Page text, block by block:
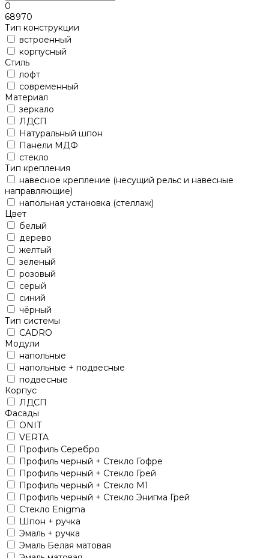
0
68970
Тип конструкции
встроенный
корпусный
Стиль
лофт
современный
Материал
зеркало
ЛДСП
Натуральный шпон
Панели МДФ
стекло
Тип крепления
навесное крепление (несущий рельс и навесные
направляющие)
напольная установка (стеллаж)
Цвет
белый
дерево
желтый
зеленый
розовый
серый
синий
чёрный
Тип системы
CADRO
Модули
напольные
напольные + подвесные
подвесные
Корпус
ЛДСП
Фасады
ONIT
VERTA
Профиль Серебро
Профиль черный + Стекло Гофре
Профиль черный + Стекло Грей
Профиль черный + Стекло М1
Профиль черный + Стекло Энигма Грей
Стекло Enigma
Шпон + ручка
Эмаль + ручка
Эмаль Белая матовая